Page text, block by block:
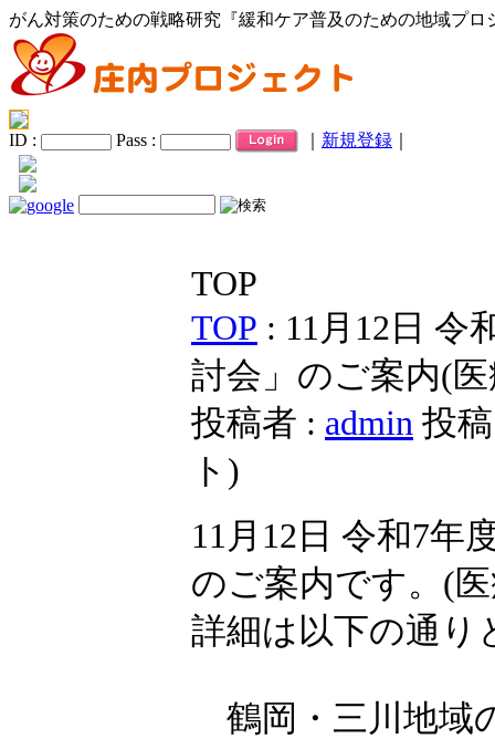
がん対策のための戦略研究『緩和ケア普及のための地域プロ
ID : Pass : 新規登録
TOP
TOP : 11月12日 令
討会」のご案内(
投稿者 : admin 投
ト )
11月12日 令和7年
のご案内です。(
詳細は以下の通り
鶴岡・三川地域